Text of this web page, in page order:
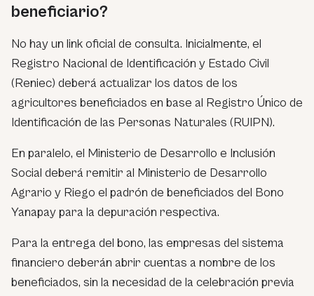
beneficiario?
No hay un link oficial de consulta. Inicialmente, el
Registro Nacional de Identificación y Estado Civil
(Reniec) deberá actualizar los datos de los
agricultores beneficiados en base al Registro Único de
Identificación de las Personas Naturales (RUIPN).
En paralelo, el Ministerio de Desarrollo e Inclusión
Social deberá remitir al Ministerio de Desarrollo
Agrario y Riego el padrón de beneficiados del Bono
Yanapay para la depuración respectiva.
Para la entrega del bono, las empresas del sistema
financiero deberán abrir cuentas a nombre de los
beneficiados, sin la necesidad de la celebración previa